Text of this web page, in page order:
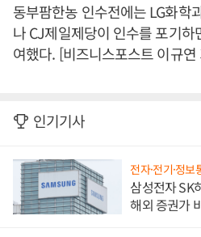
동부팜한농 인수전에는 LG화학
나 CJ제일제당이 인수를 포기하
여했다. [비즈니스포스트 이규연
인기기사
전자·전기·정보
삼성전자 SK
해외 증권가